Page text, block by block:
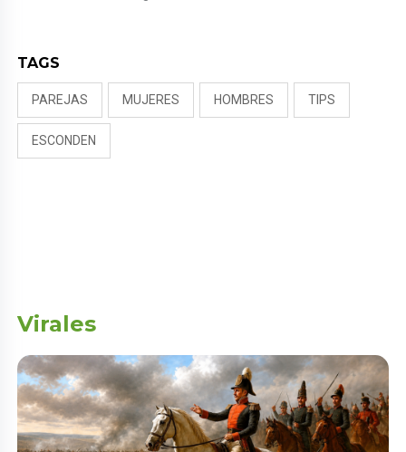
NALDY SALDAÑA
TAGS
PAREJAS MUJERES HOMBRES TIPS
ESCONDEN
Virales